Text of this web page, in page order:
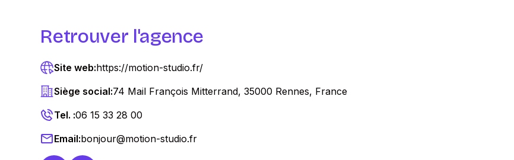
Retrouver l'agence
Site web:https://motion-studio.fr/
Siège social:74 Mail François Mitterrand, 35000 Rennes, France
Tel. :06 15 33 28 00
Email:bonjour@motion-studio.fr